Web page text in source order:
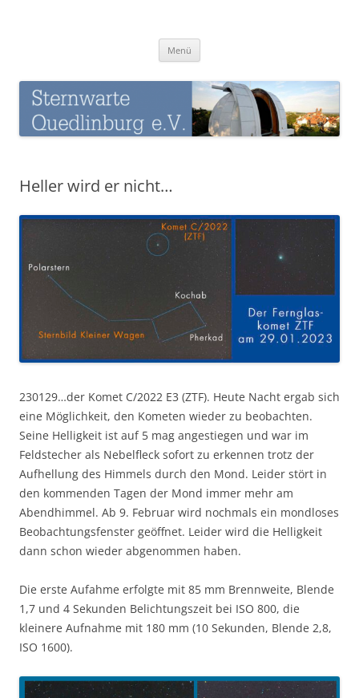
Menü
Heller wird er nicht…
230129…der Komet C/2022 E3 (ZTF). Heute Nacht ergab sich
eine Möglichkeit, den Kometen wieder zu beobachten.
Seine Helligkeit ist auf 5 mag angestiegen und war im
Feldstecher als Nebelfleck sofort zu erkennen trotz der
Aufhellung des Himmels durch den Mond. Leider stört in
den kommenden Tagen der Mond immer mehr am
Abendhimmel. Ab 9. Februar wird nochmals ein mondloses
Beobachtungsfenster geöffnet. Leider wird die Helligkeit
dann schon wieder abgenommen haben.
Die erste Aufahme erfolgte mit 85 mm Brennweite, Blende
1,7 und 4 Sekunden Belichtungszeit bei ISO 800, die
kleinere Aufnahme mit 180 mm (10 Sekunden, Blende 2,8,
ISO 1600).